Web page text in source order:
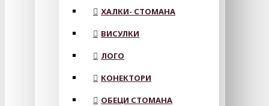
ХАЛКИ- СТОМАНА
ВИСУЛКИ
ЛОГО
КОНЕКТОРИ
ОБЕЦИ СТОМАНА